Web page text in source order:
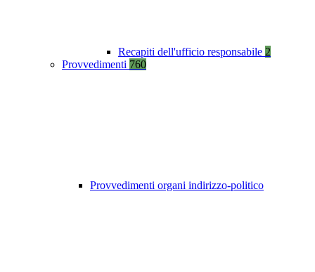
Recapiti dell'ufficio responsabile 2
Provvedimenti 760
Provvedimenti organi indirizzo-politico